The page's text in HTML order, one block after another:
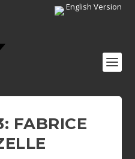
English Version
FABRICE